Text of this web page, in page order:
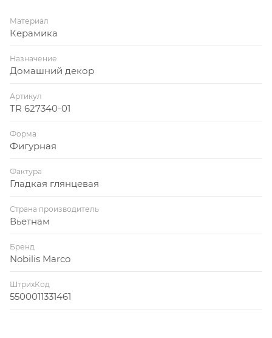
Материал
Керамика
Назначение
Домашний декор
Артикул
TR 627340-01
Форма
Фигурная
Фактура
Гладкая глянцевая
Страна производитель
Вьетнам
Бренд
Nobilis Marco
ШтрихКод
5500011331461